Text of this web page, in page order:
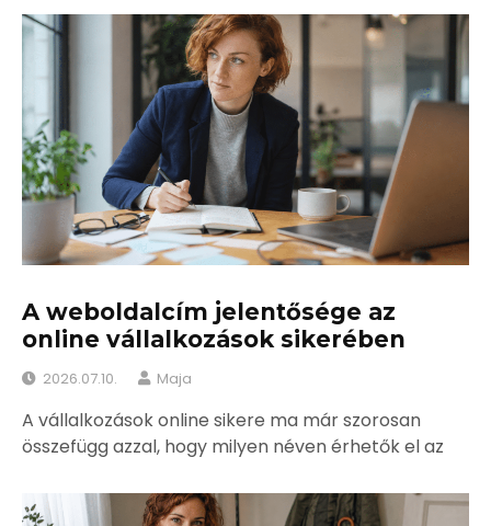
A weboldalcím jelentősége az
online vállalkozások sikerében
2026.07.10. Maja
A vállalkozások online sikere ma már szorosan
összefügg azzal, hogy milyen néven érhetők el az